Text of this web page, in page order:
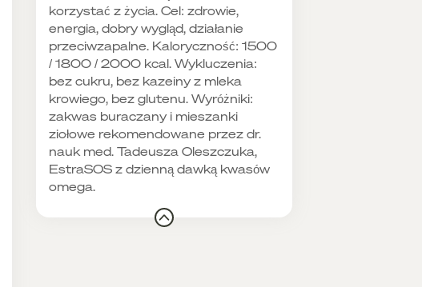
korzystać z życia. Cel: zdrowie,
energia, dobry wygląd, działanie
przeciwzapalne. Kaloryczność: 1500
/ 1800 / 2000 kcal. Wykluczenia:
bez cukru, bez kazeiny z mleka
krowiego, bez glutenu. Wyróżniki:
zakwas buraczany i mieszanki
ziołowe rekomendowane przez dr.
nauk med. Tadeusza Oleszczuka,
EstraSOS z dzienną dawką kwasów
omega.